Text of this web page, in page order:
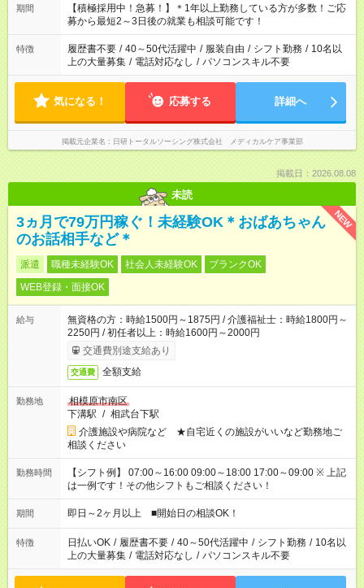
はプライベートの時間にしたい」 など、ご希望を教えてくださ
いね。 ※Wワーク希望の方へ 今ご覧のお仕事で希望する勤務時
間と、もう1つのお仕事の勤務時間。 合計で週40時間を超える
場合は応募できません。
期間
【積極採用中！急募！】＊1年以上勤務している方が多数！ご応
募から最短2～3日後の就業も相談可能です！
特徴 履歴書不要 / 40～50代活躍中 / 服装自由 / シフト勤務 / 10名以
上の大量募集 / 電話対応なし / パソコンスキル不要
気になる！ 応募する 詳細へ
掲載元企業名 日研トータルソーシング株式会社 メディカルケア事業部
掲載日：2026.08.08
未読
NEW
3ヵ月で79万円稼ぐ！未経験OK＊おばあちゃん
のお話相手など＊
派遣 職種未経験OK 社会人未経験OK
ブランクOK
WEB登録・面接OK
給与
無資格の方：時給1500円～1875円 / 介護福祉士：時給1800円～
2250円 / 初任者以上：時給1600円～2000円
交通費別途支給あり
交通費 全額支給
勤務地
相模原市南区
下溝駅 / 相武台下駅
介護施設や病院など ★自宅近くの施設がいいなど勤務地ご
相談ください
勤務時間
【シフト例】 07:00～16:00 09:00～18:00 17:00～09:00 ※ 上記
は一例です！その他シフトもご相談ください！
期間 即日～2ヶ月以上 ■開始日の相談OK！
特徴 日払いOK / 履歴書不要 / 40～50代活躍中 / シフト勤務 / 10名以
上の大量募集 / 電話対応なし / パソコンスキル不要